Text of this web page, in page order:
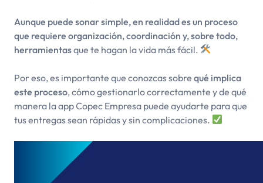
Aunque puede sonar simple, en realidad es un proceso
que requiere organización, coordinación y, sobre todo,
herramientasque te hagan la vida más fácil.
Por eso, es importante que conozcas sobre qué implica
este proceso, cómo gestionarlo correctamente y de qué
manera la app Copec Empresa puede ayudarte para que
tus entregas sean rápidas y sin complicaciones.